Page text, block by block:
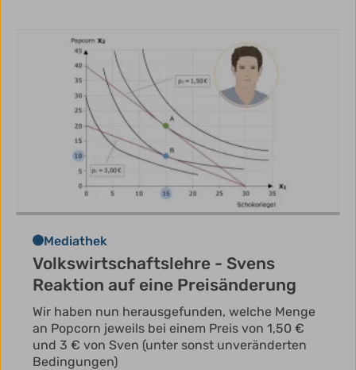
Mediathek
Volkswirtschaftslehre - Svens
Reaktion auf eine Preisänderung
Wir haben nun herausgefunden, welche Menge
an Popcorn jeweils bei einem Preis von 1,50 €
und 3 € von Sven (unter sonst unveränderten
Bedingungen)